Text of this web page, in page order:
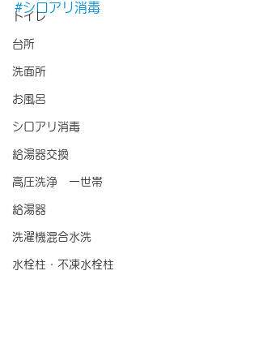
トイレ
台所
洗面所
お風呂
シロアリ消毒
給湯器交換
高圧洗浄 一世帯
給湯器
洗濯機混合水洗
水栓柱・不凍水栓柱
#シロアリ消毒